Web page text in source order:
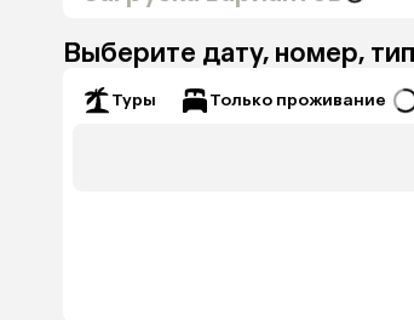
Выберите дату, номер,
Туры Только проживание